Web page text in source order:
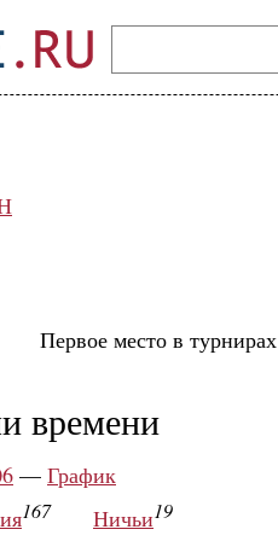
Первое место в турнирах
времени
— График
167 Ничьи19